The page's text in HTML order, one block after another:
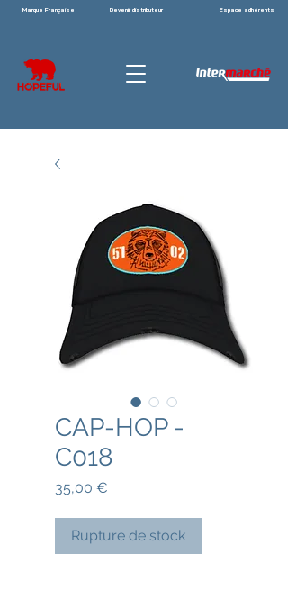
Marque Française Devenir distributeur Espace adhérents
CAP-HOP -
C018
35,00 €
Rupture de stock